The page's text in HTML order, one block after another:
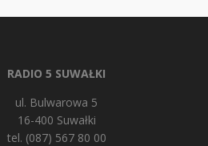
RADIO 5 SUWAŁKI
ul. Bulwarowa 5
16-400 Suwałki
tel. (087) 567 80 00